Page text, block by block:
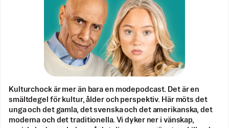
Kulturchock är mer än bara en modepodcast. Det är en
smältdegel för kultur, ålder och perspektiv. Här möts det
unga och det gamla, det svenska och det amerikanska, det
moderna och det traditionella. Vi dyker ner i vänskap,